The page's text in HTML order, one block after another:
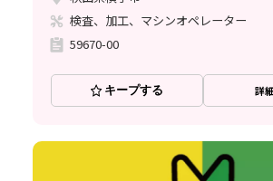
検査、加工、マシンオペレーター
59670-00
キープする 詳